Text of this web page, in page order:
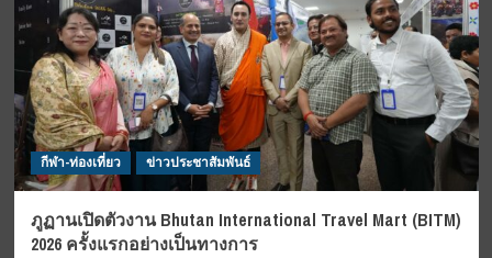
กีฬา-ท่องเที่ยว ข่าวประชาสัมพันธ์
ภูฏานเปิดตัวงาน Bhutan International Travel Mart (BITM)
2026 ครั้งแรกอย่างเป็นทางการ